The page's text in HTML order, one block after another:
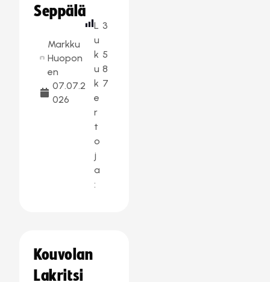
Seppälä
Markku
Huopon
en
07.07.2
026
L
u
k
u
k
e
r
t
o
j
a
:
3
5
8
7
Kouvolan
Lakritsi